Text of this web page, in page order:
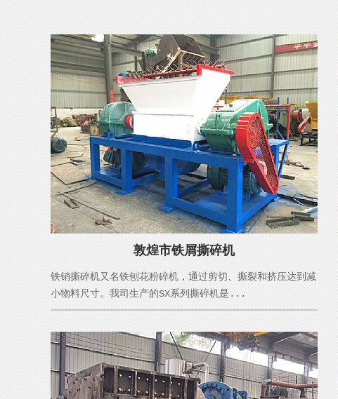
敦煌市铁屑撕碎机
铁销撕碎机又名铁刨花粉碎机，通过剪切、撕裂和挤压达到减
小物料尺寸。我司生产的SX系列撕碎机是...